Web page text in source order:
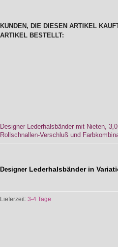
KUNDEN, DIE DIESEN ARTIKEL
ARTIKEL BESTELLT:
Designer Lederhalsbänder mit Nieten,
Rollschnallen-Verschluß und
Designer Lederhalsbänder in
Lieferzeit: 3-4 Tage